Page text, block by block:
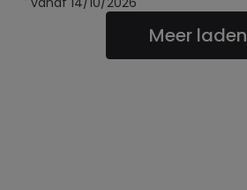
Meer laden